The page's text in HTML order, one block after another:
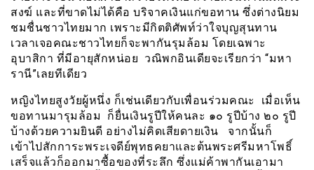
สงฆ์ และที่ขาดไม่ได้คือ บริจาคเงินแก่ขอทาน ซึ่งต่างนิยม
ชมชื่นชาวไทยมาก เพราะมีกิตติศัพท์ว่าใจบุญสุนทาน
เวลาเจอคณะชาวไทยก็จะพากันรุมล้อม โดยเฉพาะ
อุบาสิกา ที่มีอายุสักหน่อย วณิพกอินเดียจะเรียกว่า “มหา
รานี”เลยทีเดียว
หญิงไทยสูงวัยผู้หนึ่ง ก็เช่นเดียวกับเพื่อนร่วมคณะ เมื่อเห็น
ขอทานมารุมล้อม ก็ยื่นเงินรูปีให้คนละ ๑๐ รูปีบ้าง ๒๐ รูปี
บ้างด้วยความยินดี อย่างไม่คิดเสียดายเงิน จากนั้นก็
เข้าไปสักการะพระเจดีย์พุทธคยาและต้นพระศรีมหาโพธิ์
เสร็จแล้วก็ออกมาซื้อของที่ระลึก ซึ่งแม่ค้าพากันเอามา